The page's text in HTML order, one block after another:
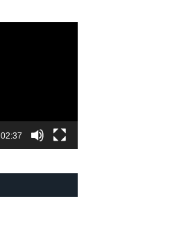
02:37